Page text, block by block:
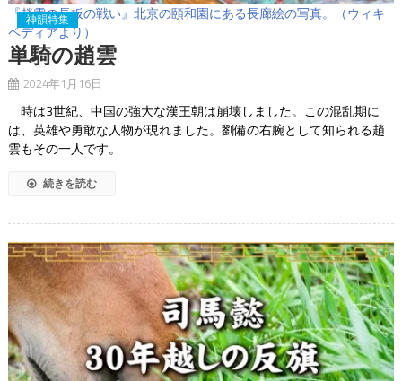
『趙雲の長板の戦い』北京の頤和園にある長廊絵の写真。（ウィキ
ペディアより）
神韻特集
単騎の趙雲
2024年1月16日
時は3世紀、中国の強大な漢王朝は崩壊しました。この混乱期に
は、英雄や勇敢な人物が現れました。劉備の右腕として知られる趙
雲もその一人です。
続きを読む